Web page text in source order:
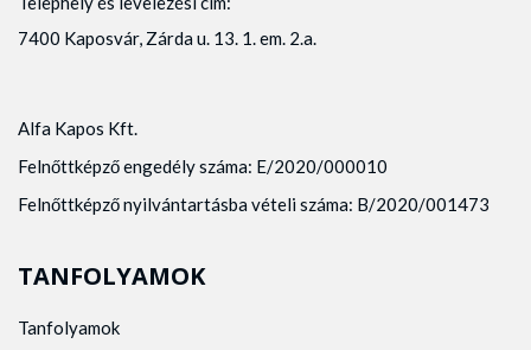
7400 Kaposvár, Zárda u. 13. 1. em. 2.a.
Alfa Kapos Kft.
Felnőttképző engedély száma: E/2020/000010
Felnőttképző nyilvántartásba vételi száma: B/2020/001473
TANFOLYAMOK
Tanfolyamok